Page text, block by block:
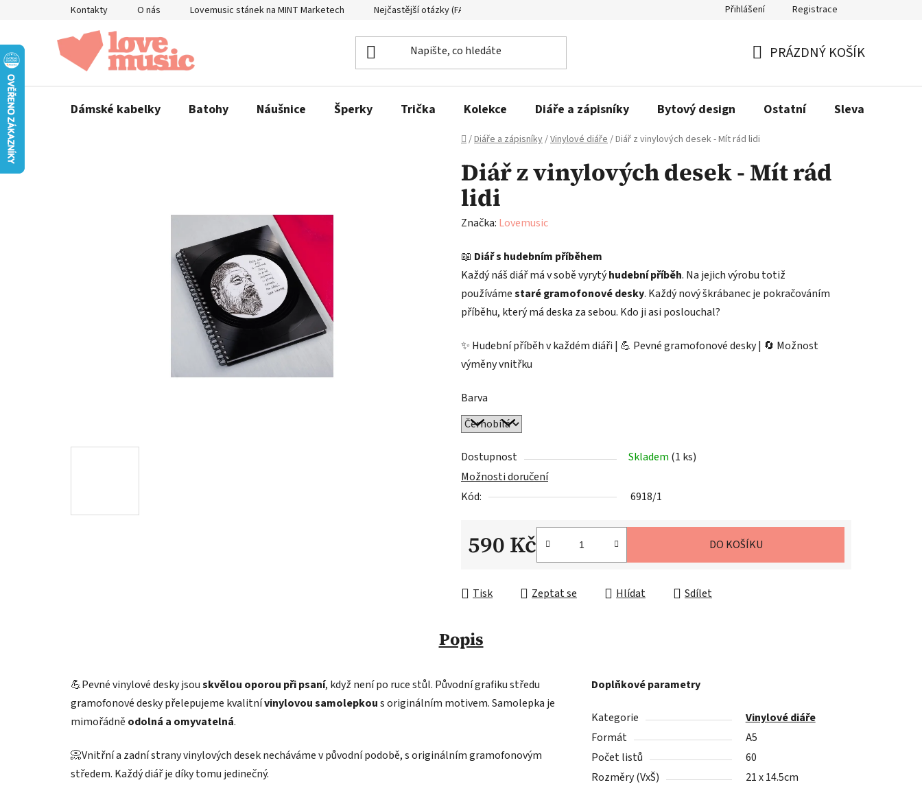
Kontakty O nás Lovemusic stánek na MINT Marketech Nejčastější otázky (FAQ) Podmínky ochrany osobních údajů
Přihlášení Registrace
KOŠÍK
PRÁZDNÝ KOŠÍK
Dámské kabelky Batohy Náušnice Šperky Trička Kolekce Diáře a zápisníky Bytový design Ostatní Sleva
Domů
/Diáře a zápisníky/Vinylové diáře/Diář z vinylových desek - Mít rád lidi
Diář z vinylových desek - Mít rád
lidi
Značka: Lovemusic
📖 Diář s hudebním příběhem
Každý náš diář má v sobě vyrytýhudební příběh. Na jejich výrobu totiž
používámestaré gramofonové desky. Každý nový škrábanec je pokračováním
příběhu, který má deska za sebou. Kdo ji asi poslouchal?
✨ Hudební příběh v každém diáři | 💪 Pevné gramofonové desky | 🔄 Možnost
výměny vnitřku
Barva
Dostupnost Skladem (1 ks)
Možnosti doručení
Kód:
6918/1
590 Kč DO KOŠÍKU
Tisk Zeptat se Hlídat Sdílet
Popis
💪Pevné vinylové desky jsouskvělou oporou při psaní, když není po ruce stůl. Původní grafiku středu
gramofonové desky přelepujeme kvalitnívinylovou samolepkous originálním motivem. Samolepka je
mimořádně odolná a omyvatelná.
📀Vnitřní a zadní strany vinylových desek necháváme v původní podobě, s originálním gramofonovým
středem. Každý diář je díky tomu jedinečný.
Doplňkové parametry
Kategorie
Vinylové diáře
Formát
A5
Počet listů
60
Rozměry (VxŠ)
21 x 14.5cm